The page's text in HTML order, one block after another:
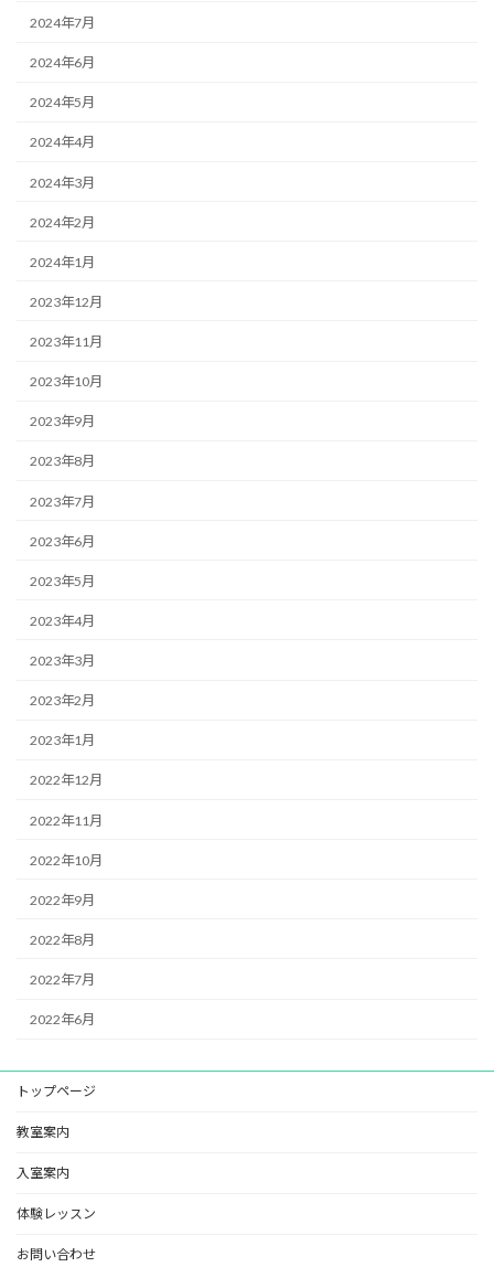
2024年7月
2024年6月
2024年5月
2024年4月
2024年3月
2024年2月
2024年1月
2023年12月
2023年11月
2023年10月
2023年9月
2023年8月
2023年7月
2023年6月
2023年5月
2023年4月
2023年3月
2023年2月
2023年1月
2022年12月
2022年11月
2022年10月
2022年9月
2022年8月
2022年7月
2022年6月
トップページ
教室案内
入室案内
体験レッスン
お問い合わせ